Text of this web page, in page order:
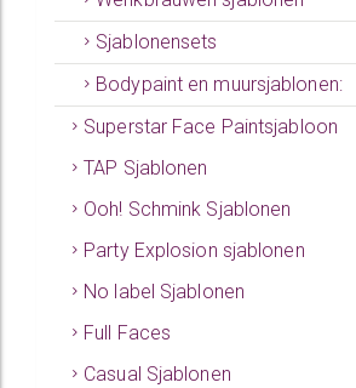
Sjablonensets
Bodypaint en muursjablonen:
Superstar Face Paintsjabloon
TAP Sjablonen
Ooh! Schmink Sjablonen
Party Explosion sjablonen
No label Sjablonen
Full Faces
Casual Sjablonen